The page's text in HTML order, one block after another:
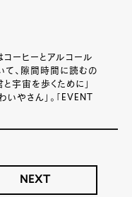
コーヒーとアルコール
て、隙間時間に読むの
宇宙を歩くために」
いやさん」。「EVENT
NEXT